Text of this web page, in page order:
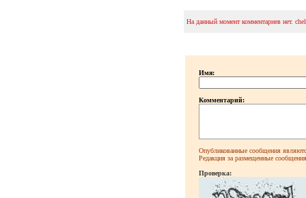
На данный момент комментариев нет.
Имя:
Комментарий:
Опубликованные сообщения
Редакция за размещенные сообщения
Проверка: